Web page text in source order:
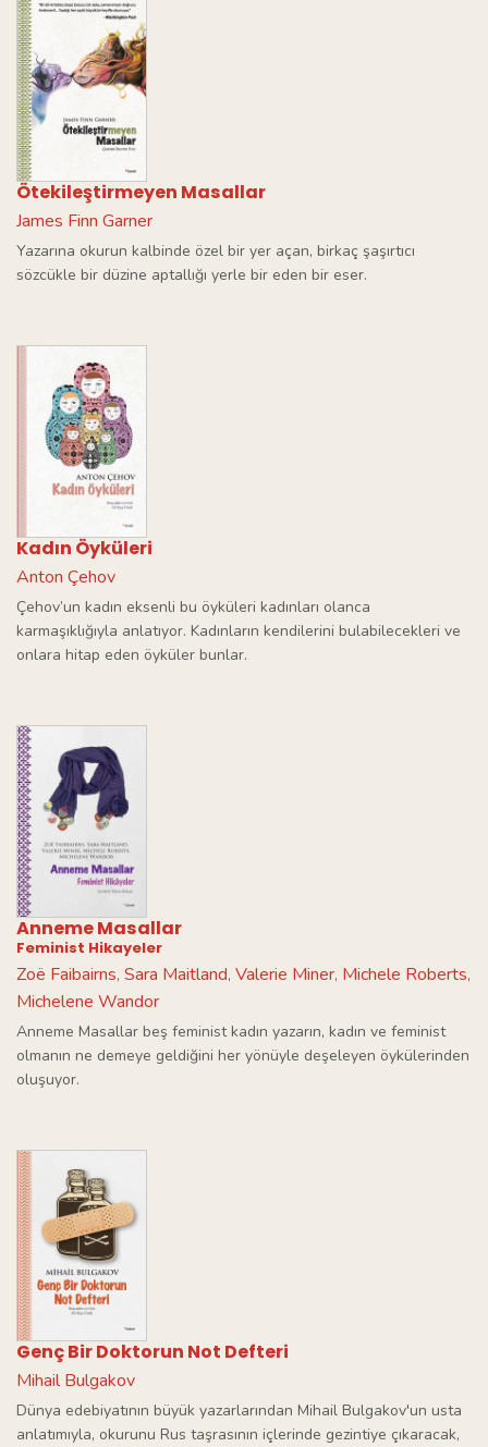
Ötekileştirmeyen Masallar
James Finn Garner
Yazarına okurun kalbinde özel bir yer açan, birkaç şaşırtıcı
sözcükle bir düzine aptallığı yerle bir eden bir eser.
Kadın Öyküleri
Anton Çehov
Çehov’un kadın eksenli bu öyküleri kadınları olanca
karmaşıklığıyla anlatıyor. Kadınların kendilerini bulabilecekleri ve
onlara hitap eden öyküler bunlar.
Anneme Masallar
Feminist Hikayeler
Zoë Faibairns, Sara Maitland, Valerie Miner, Michele Roberts,
Michelene Wandor
Anneme Masallar beş feminist kadın yazarın, kadın ve feminist
olmanın ne demeye geldiğini her yönüyle deşeleyen öykülerinden
oluşuyor.
Genç Bir Doktorun Not Defteri
Mihail Bulgakov
Dünya edebiyatının büyük yazarlarından Mihail Bulgakov'un usta
anlatımıyla, okurunu Rus taşrasının içlerinde gezintiye çıkaracak,